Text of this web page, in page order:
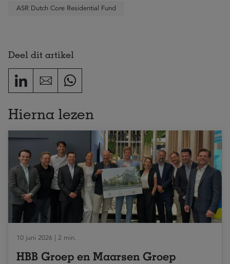
ASR Dutch Core Residential Fund
Deel dit artikel
Hierna lezen
10 juni 2026 | 2 min.
HBB Groep en Maarsen Groep